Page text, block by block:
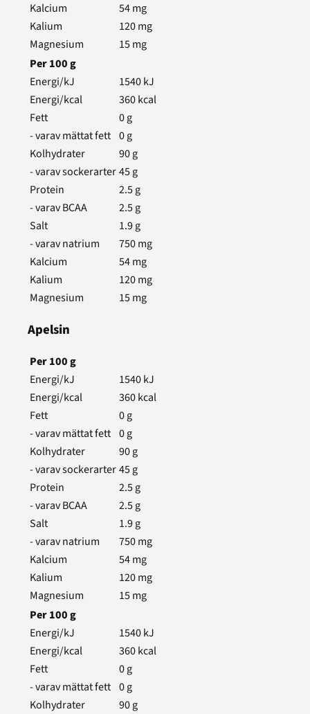
Kalcium
54mg
Kalium
120mg
Magnesium
15mg
Per100g
Energi/kJ
1540kJ
Energi/kcal
360kcal
Fett
0g
- varav mättat fett 0g
Kolhydrater
90g
- varav sockerarter45g
Protein
2.5g
- varav BCAA
2.5g
Salt
1.9g
- varav natrium
750mg
Kalcium
54mg
Kalium
120mg
Magnesium
15mg
Apelsin
Per100g
Energi/kJ
1540kJ
Energi/kcal
360kcal
Fett
0g
- varav mättat fett 0g
Kolhydrater
90g
- varav sockerarter45g
Protein
2.5g
- varav BCAA
2.5g
Salt
1.9g
- varav natrium
750mg
Kalcium
54mg
Kalium
120mg
Magnesium
15mg
Per100g
Energi/kJ
1540kJ
Energi/kcal
360kcal
Fett
0g
- varav mättat fett 0g
Kolhydrater
90g